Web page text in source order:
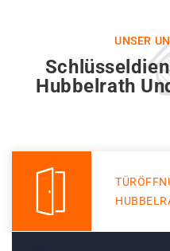
UNSER
Hubbelrath